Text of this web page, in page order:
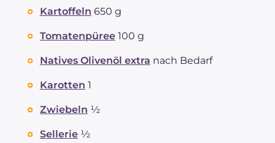
Kartoffeln 650 g
Tomatenpüree 100 g
Natives Olivenöl extra nach Bedarf
Karotten 1
Zwiebeln ½
Sellerie ½